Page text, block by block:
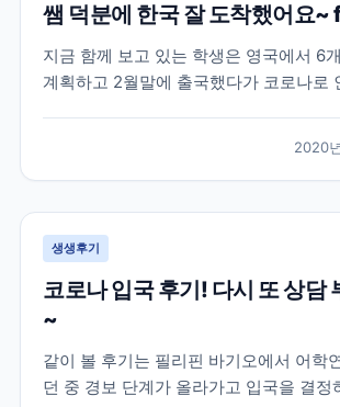
쌤 덕분에 한국 잘 도착했어요~
지금 함께 보고 있는 학생은 영국에서 6
계획하고 2월말에 출국했다가 코로나로
으로 아무래도 시기가 시기인지라 돌아
하기 어렵다보니 브레이크에듀 쌤에게
언과...
2020
생생후기
코로나 입국 후기! 다시 또 상담
~
같이 볼 후기는 필리핀 바기오에서 어학
던 중 경보 단계가 올라가고 입국을 결정